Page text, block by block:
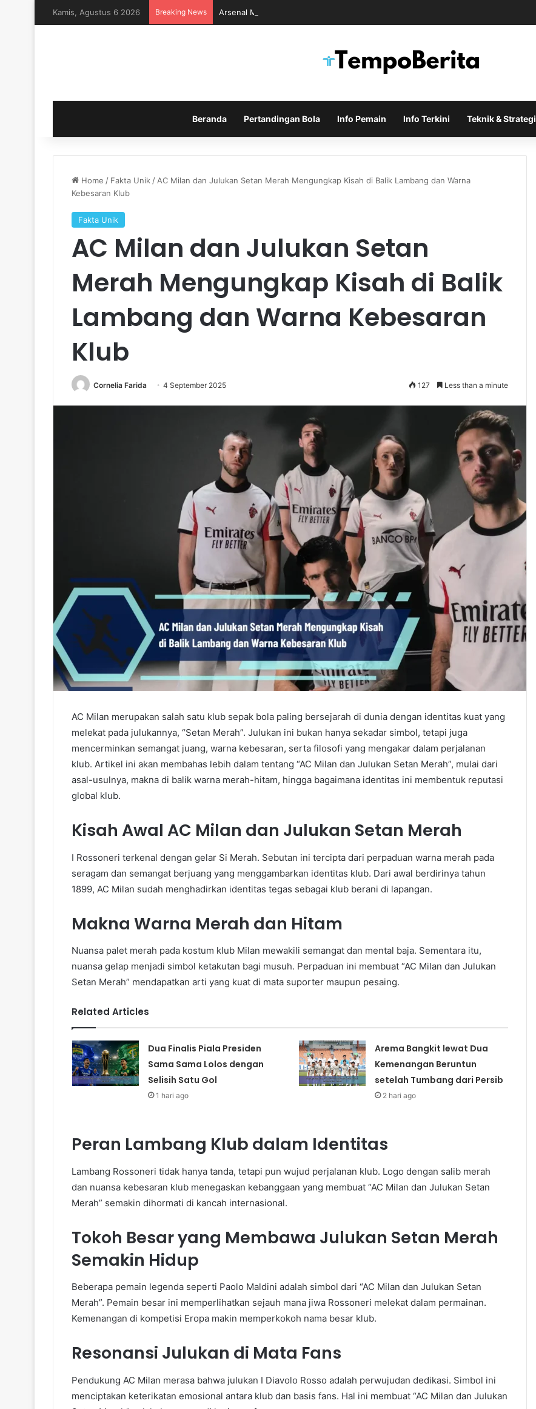
Kamis, Agustus 6 2026 Breaking News Arsenal Membuka Negosiasi Formal untuk Memboyong Bruno Guimaraes
Beranda Pertandingan Bola Info Pemain Info Terkini Teknik & Strategi
Home / Fakta Unik / AC Milan dan Julukan Setan Merah Mengungkap Kisah di Balik Lambang dan Warna
Kebesaran Klub
Fakta Unik
AC Milan dan Julukan Setan
Merah Mengungkap Kisah di Balik
Lambang dan Warna Kebesaran
Klub
Cornelia Farida 4 September 2025 127 Less than a minute
AC Milan merupakan salah satu klub sepak bola paling bersejarah di dunia dengan identitas kuat yang
melekat pada julukannya, “Setan Merah”. Julukan ini bukan hanya sekadar simbol, tetapi juga
mencerminkan semangat juang, warna kebesaran, serta filosofi yang mengakar dalam perjalanan
klub. Artikel ini akan membahas lebih dalam tentang “AC Milan dan Julukan Setan Merah”, mulai dari
asal-usulnya, makna di balik warna merah-hitam, hingga bagaimana identitas ini membentuk reputasi
global klub.
Kisah Awal AC Milan dan Julukan Setan Merah
I Rossoneri terkenal dengan gelar Si Merah. Sebutan ini tercipta dari perpaduan warna merah pada
seragam dan semangat berjuang yang menggambarkan identitas klub. Dari awal berdirinya tahun
1899, AC Milan sudah menghadirkan identitas tegas sebagai klub berani di lapangan.
Makna Warna Merah dan Hitam
Nuansa palet merah pada kostum klub Milan mewakili semangat dan mental baja. Sementara itu,
nuansa gelap menjadi simbol ketakutan bagi musuh. Perpaduan ini membuat “AC Milan dan Julukan
Setan Merah” mendapatkan arti yang kuat di mata suporter maupun pesaing.
Related Articles
Dua Finalis Piala Presiden
Sama Sama Lolos dengan
Selisih Satu Gol
1 hari ago
Arema Bangkit lewat Dua
Kemenangan Beruntun
setelah Tumbang dari Persib
2 hari ago
Peran Lambang Klub dalam Identitas
Lambang Rossoneri tidak hanya tanda, tetapi pun wujud perjalanan klub. Logo dengan salib merah
dan nuansa kebesaran klub menegaskan kebanggaan yang membuat “AC Milan dan Julukan Setan
Merah” semakin dihormati di kancah internasional.
Tokoh Besar yang Membawa Julukan Setan Merah
Semakin Hidup
Beberapa pemain legenda seperti Paolo Maldini adalah simbol dari “AC Milan dan Julukan Setan
Merah”. Pemain besar ini memperlihatkan sejauh mana jiwa Rossoneri melekat dalam permainan.
Kemenangan di kompetisi Eropa makin memperkokoh nama besar klub.
Resonansi Julukan di Mata Fans
Pendukung AC Milan merasa bahwa julukan I Diavolo Rosso adalah perwujudan dedikasi. Simbol ini
menciptakan keterikatan emosional antara klub dan basis fans. Hal ini membuat “AC Milan dan Julukan